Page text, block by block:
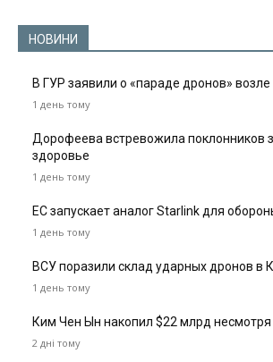
НОВИНИ
В ГУР заявили о «параде дронов»
1 день тому
Дорофеева встревожила поклонников
здоровье
1 день тому
ЕС запускает аналог Starlink для
1 день тому
ВСУ поразили склад ударных дронов в
1 день тому
Ким Чен Ын накопил $22 млрд несмотря
2 дні тому